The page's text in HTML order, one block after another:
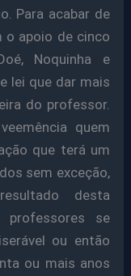
Para acabar de
o apoio de cinco
Noquinha e
lei que dar mais
do professor.
quem
que terá um
sem exceção,
desta
professores se
ou então
ou mais anos